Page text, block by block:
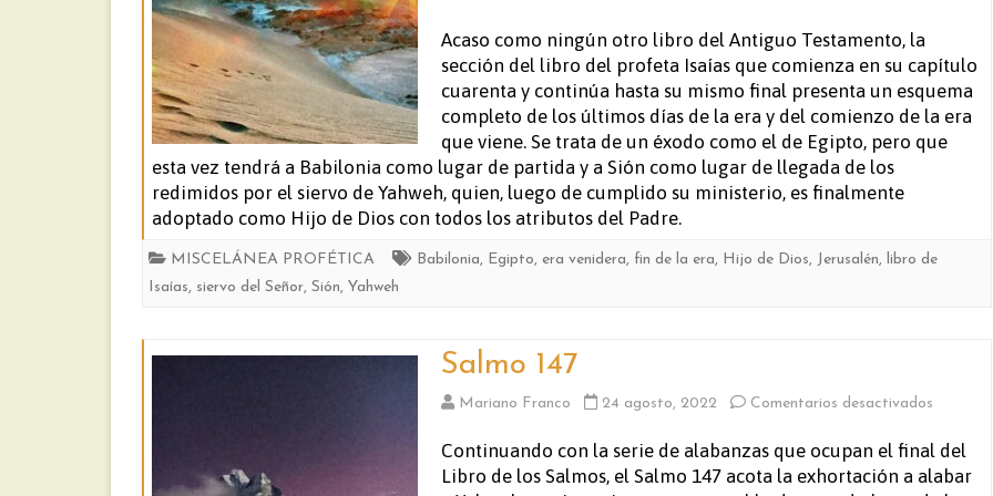
40-
66
Acaso como ningún otro libro del Antiguo Testamento, la
sección del libro del profeta Isaías que comienza en su capítulo
cuarenta y continúa hasta su mismo final presenta un esquema
completo de los últimos días de la era y del comienzo de la era
que viene. Se trata de un éxodo como el de Egipto, pero que
esta vez tendrá a Babilonia como lugar de partida y a Sión como lugar de llegada de los
redimidos por el siervo de Yahweh, quien, luego de cumplido su ministerio, es finalmente
adoptado como Hijo de Dios con todos los atributos del Padre.
MISCELÁNEA PROFÉTICA Babilonia, Egipto, era venidera, fin de la era, Hijo de Dios, Jerusalén, libro de
Isaías, siervo del Señor, Sión, Yahweh
Salmo 147
Mariano Franco 24 agosto, 2022 Comentarios desactivados
Salmo
147
Continuando con la serie de alabanzas que ocupan el final del
Libro de los Salmos, el Salmo 147 acota la exhortación a alabar